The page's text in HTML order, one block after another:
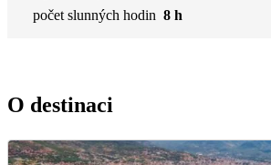
počet slunných hodin 8 h
O destinaci